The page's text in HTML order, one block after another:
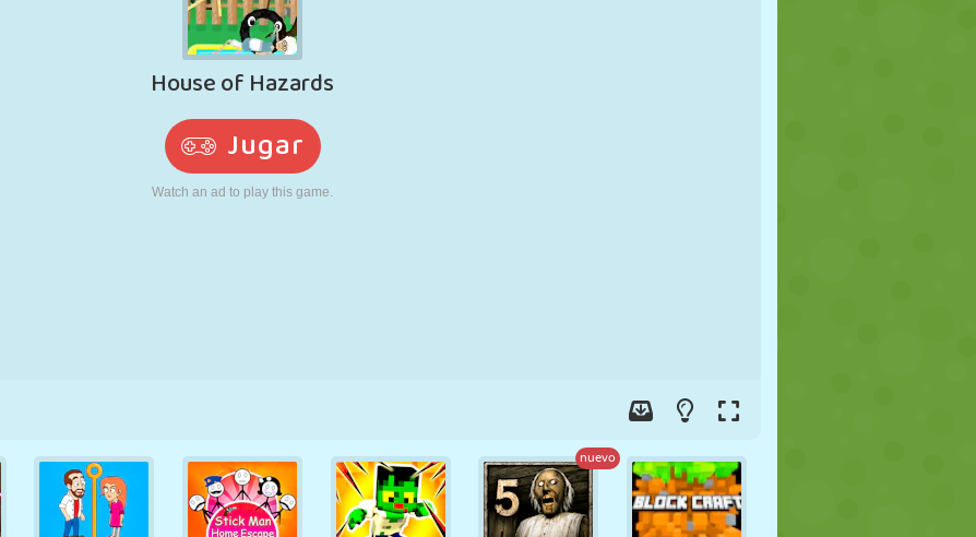
MONSTRUOS
ROBOTS CORRER ESCUELA
TÁCTIL
nuevo